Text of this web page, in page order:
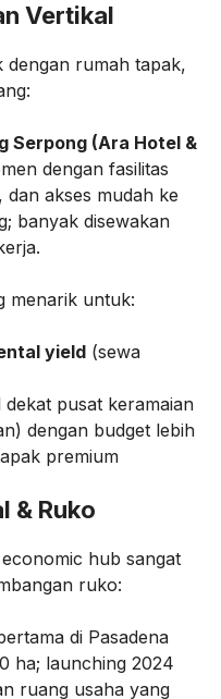
Vertikal
dengan rumah tapak,
Serpong (Ara Hotel &
dengan fasilitas
akses mudah ke
banyak disewakan
menarik untuk:
yield(sewa
pusat keramaian
dengan budget lebih
premium
& Ruko
hub sangat
ruko:
di Pasadena
ha; launching 2024
ruang usaha yang